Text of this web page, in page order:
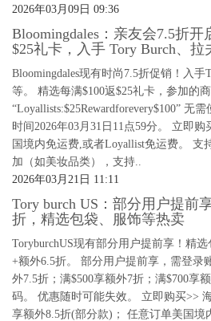
2026年03月09日 09:36
Bloomingdales：亲友会7.5折开
$25礼卡，入手 Tory Burch、
Bloomingdales现有时尚7.5折促销！入
等。 精选每满$100返$25礼卡，参加的
“Loyallists:$25Rewardforevery$100” 无
时间2026年03月31日11点59分。 立即
国境内免运费,或者Loyallist免运费。 支
加（如美妆品类），支持..
2026年03月21日 11:11
Tory burch US：部分用户提前
折，精选包袋、服饰等热卖
ToryburchUS现有部分用户提前享！精
+额外6.5折。 部分用户提前享，需登录
外7.5折；满$500享额外7折；满$700享
码。 优惠随时可能失效。 立即购买>>
享额外8.5折(部分款)； 任意订单美国境